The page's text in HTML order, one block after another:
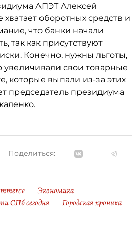
АПЭТ Алексей
оборотных средств и
что банки начали
так как присутствуют
Конечно, нужны льготы,
свои товарные
которые выпали из-за этих
председатель президиума
Поделиться:
Экономика
СПб сегодня
Городская хроника